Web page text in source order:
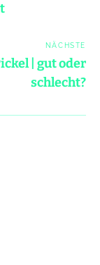
NÄCHSTE
| gut oder
schlecht?